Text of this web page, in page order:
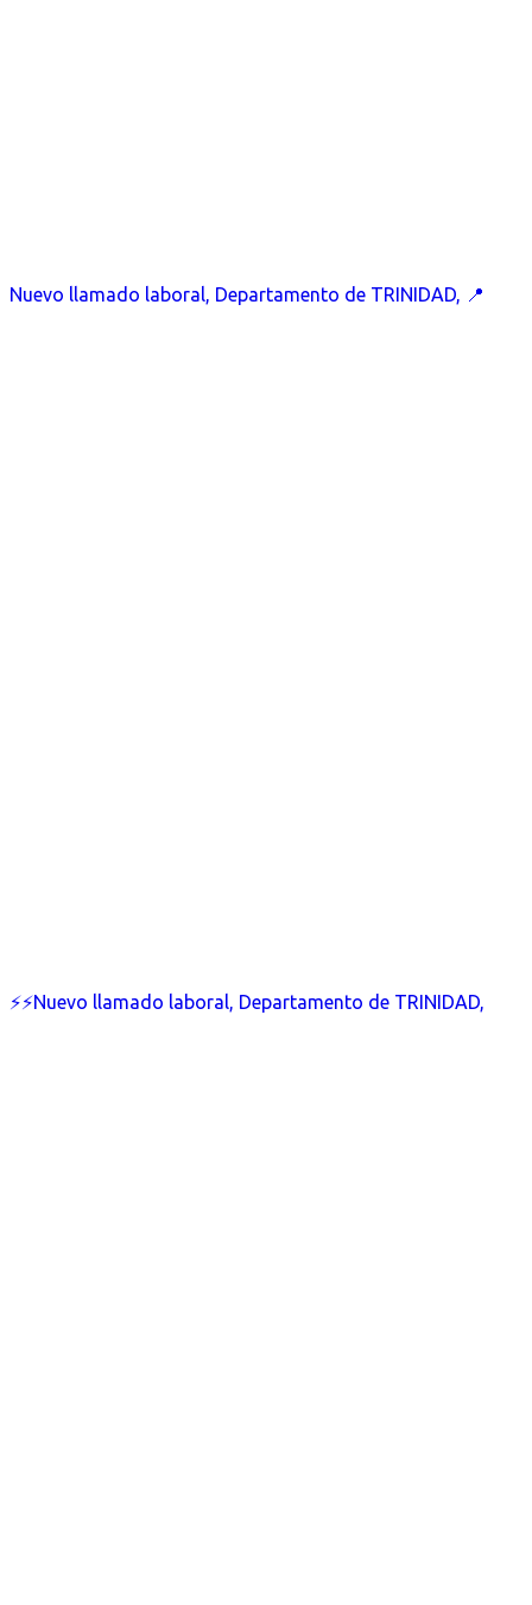
Nuevo llamado laboral, Departamento de TRINIDAD, 📍
⚡⚡Nuevo llamado laboral, Departamento de TRINIDAD,